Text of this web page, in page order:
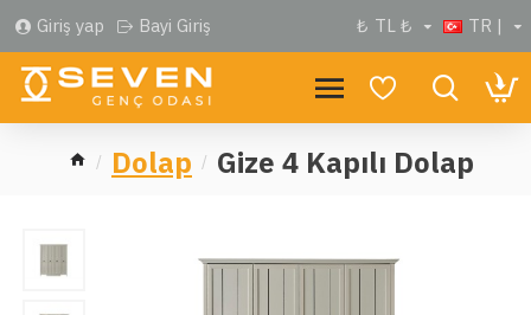
Giriş yap Bayi Giriş ₺ TL ₺ TR |
Dolap Gize 4 Kapılı Dolap